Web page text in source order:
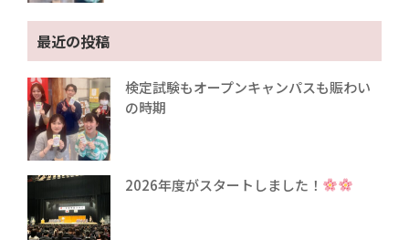
最近の投稿
検定試験もオープンキャンパスも賑わい
の時期
2026年度がスタートしました！